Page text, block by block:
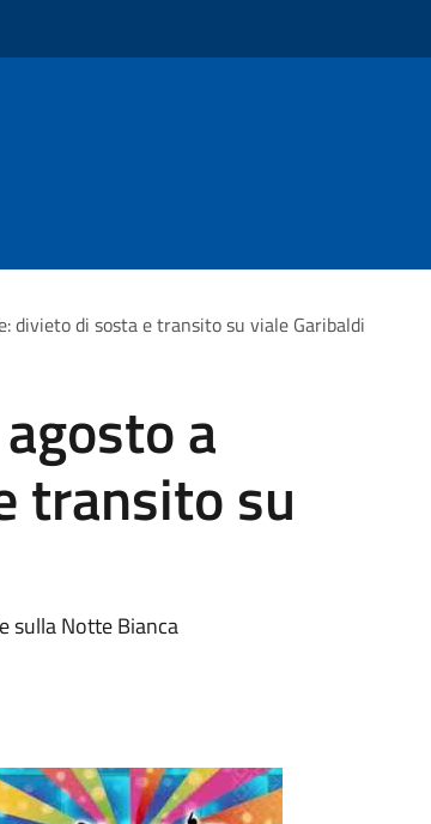
divieto di sosta e transito su viale Garibaldi
a
transito su
sulla Notte Bianca